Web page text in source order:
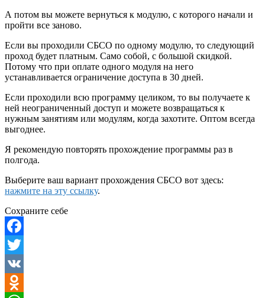
А потом вы можете вернуться к модулю, с которого начали и
пройти все заново.
Если вы проходили СБСО по одному модулю, то следующий
проход будет платным. Само собой, с большой скидкой.
Потому что при оплате одного модуля на него
устанавливается ограничение доступа в 30 дней.
Если проходили всю программу целиком, то вы получаете к
ней неограниченный доступ и можете возвращаться к
нужным занятиям или модулям, когда захотите. Оптом всегда
выгоднее.
Я рекомендую повторять прохождение программы раз в
полгода.
Выберите ваш вариант прохождения СБСО вот здесь:
нажмите на эту ссылку.
Сохраните себе
Facebook
Twitter
VK